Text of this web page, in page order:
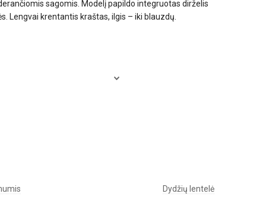
sagomis. Modelį papildo integruotas dirželis
Lengvai krentantis kraštas, ilgis – iki blauzdų.
Dydžių lentelė